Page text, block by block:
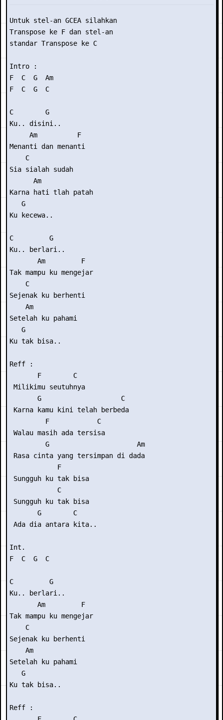
Untuk stel-an GCEA silahkan
Transpose ke F dan stel-an
standar Transpose ke C
Intro :
F  C  G  Am
F  C  G  C
C        G
Ku.. disini..
     Am          F
Menanti dan menanti
    C
Sia sialah sudah
      Am
Karna hati tlah patah
   G
Ku kecewa..
C         G
Ku.. berlari..
       Am         F
Tak mampu ku mengejar
    C
Sejenak ku berhenti
    Am
Setelah ku pahami
   G
Ku tak bisa..
Reff :
       F        C
Milikimu seutuhnya
       G                    C
Karna kamu kini telah berbeda
         F            C
Walau masih ada tersisa
         G                      Am
Rasa cinta yang tersimpan di dada
            F
Sungguh ku tak bisa
            C
Sungguh ku tak bisa
       G        C
Ada dia antara kita..
Int.
F  C  G  C
C         G
Ku.. berlari..
       Am         F
Tak mampu ku mengejar
    C
Sejenak ku berhenti
    Am
Setelah ku pahami
   G
Ku tak bisa..
Reff :